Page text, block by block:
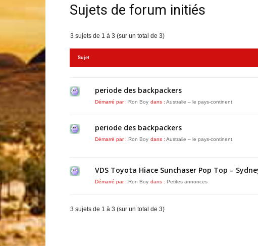
Sujets de forum initiés
3 sujets de 1 à 3 (sur un total de 3)
Sujet
periode des backpackers
Démarré par : Ron Boy dans : Australie – le pays-continent
periode des backpackers
Démarré par : Ron Boy dans : Australie – le pays-continent
VDS Toyota Hiace Sunchaser Pop Top –
Démarré par : Ron Boy dans : Petites annonces
3 sujets de 1 à 3 (sur un total de 3)